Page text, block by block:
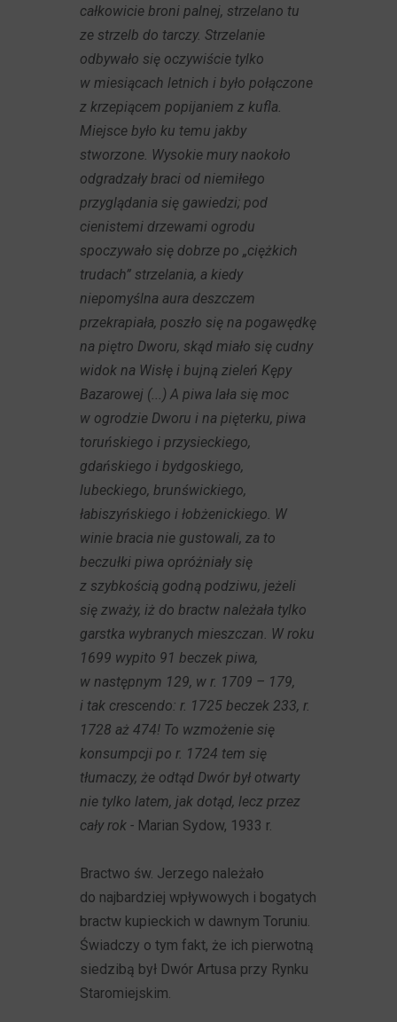
całkowicie broni palnej, strzelano tu
ze strzelb do tarczy. Strzelanie
odbywało się oczywiście tylko
w miesiącach letnich i było połączone
z krzepiącem popijaniem z kufla.
Miejsce było ku temu jakby
stworzone. Wysokie mury naokoło
odgradzały braci od niemiłego
przyglądania się gawiedzi; pod
cienistemi drzewami ogrodu
spoczywało się dobrze po „ciężkich
trudach” strzelania, a kiedy
niepomyślna aura deszczem
przekrapiała, poszło się na pogawędkę
na piętro Dworu, skąd miało się cudny
widok na Wisłę i bujną zieleń Kępy
Bazarowej (...) A piwa lała się moc
w ogrodzie Dworu i na pięterku, piwa
toruńskiego i przysieckiego,
gdańskiego i bydgoskiego,
lubeckiego, brunświckiego,
łabiszyńskiego i łobżenickiego. W
winie bracia nie gustowali, za to
beczułki piwa opróżniały się
z szybkością godną podziwu, jeżeli
się zważy, iż do bractw należała tylko
garstka wybranych mieszczan. W roku
1699 wypito 91 beczek piwa,
w następnym 129, w r. 1709 – 179,
i tak crescendo: r. 1725 beczek 233, r.
1728 aż 474! To wzmożenie się
konsumpcji po r. 1724 tem się
tłumaczy, że odtąd Dwór był otwarty
nie tylko latem, jak dotąd, lecz przez
cały rok - Marian Sydow, 1933 r.
Bractwo św. Jerzego należało
do najbardziej wpływowych i bogatych
bractw kupieckich w dawnym Toruniu.
Świadczy o tym fakt, że ich pierwotną
siedzibą był Dwór Artusa przy Rynku
Staromiejskim.